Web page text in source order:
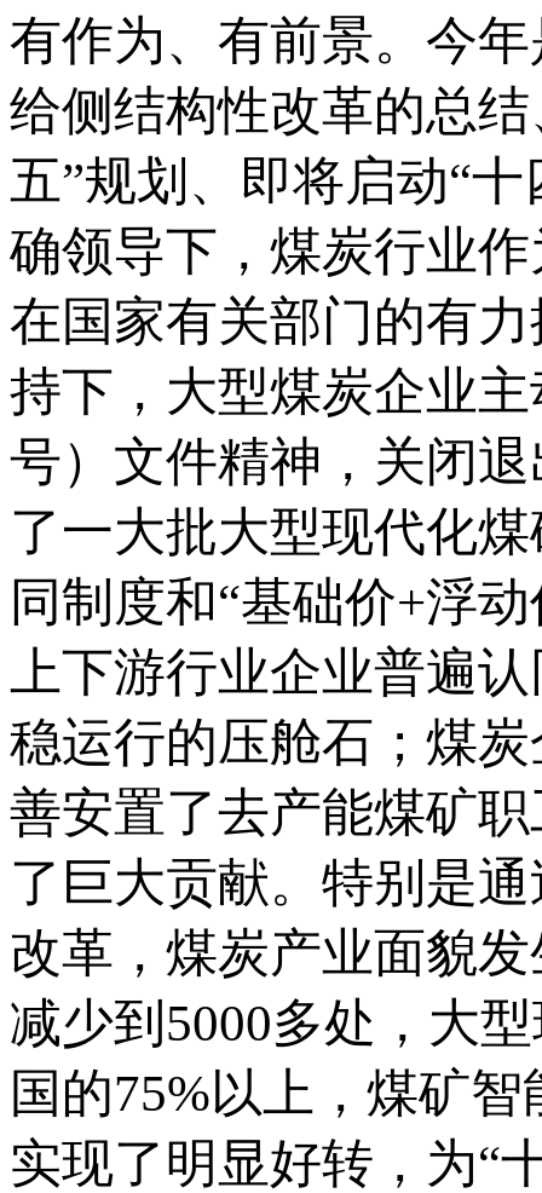
有作为、有前景。今
给侧结构性改革的总
五”规划、即将启动“
确领导下，煤炭行业
在国家有关部门的有
持下，大型煤炭企业
号）文件精神，关闭
了一大批大型现代化
同制度和“基础价+浮
上下游行业企业普遍
稳运行的压舱石；煤
善安置了去产能煤矿
了巨大贡献。特别是
改革，煤炭产业面貌
减少到5000多处，大
国的75%以上，煤矿
实现了明显好转，为“